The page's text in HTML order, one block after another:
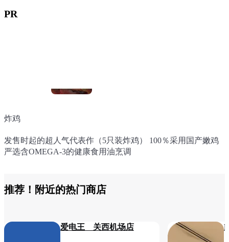
PR
炸鸡
发售时起的超人气代表作（5只装炸鸡） 100％采用国产嫩鸡
严选含OMEGA-3的健康食用油烹调
烤鸡肉
饱满紧实的肉质 考究的食材 出汁使用香醇美味的老抽。严选
超级美味的岩盐。
甜品（Uchicafe）
坚持优质制法，LAWSON原创的甜品品牌，奶油尤为美味的
特级蛋糕卷是招牌商品。
推荐！附近的热门商店
爱电王 关西机场店